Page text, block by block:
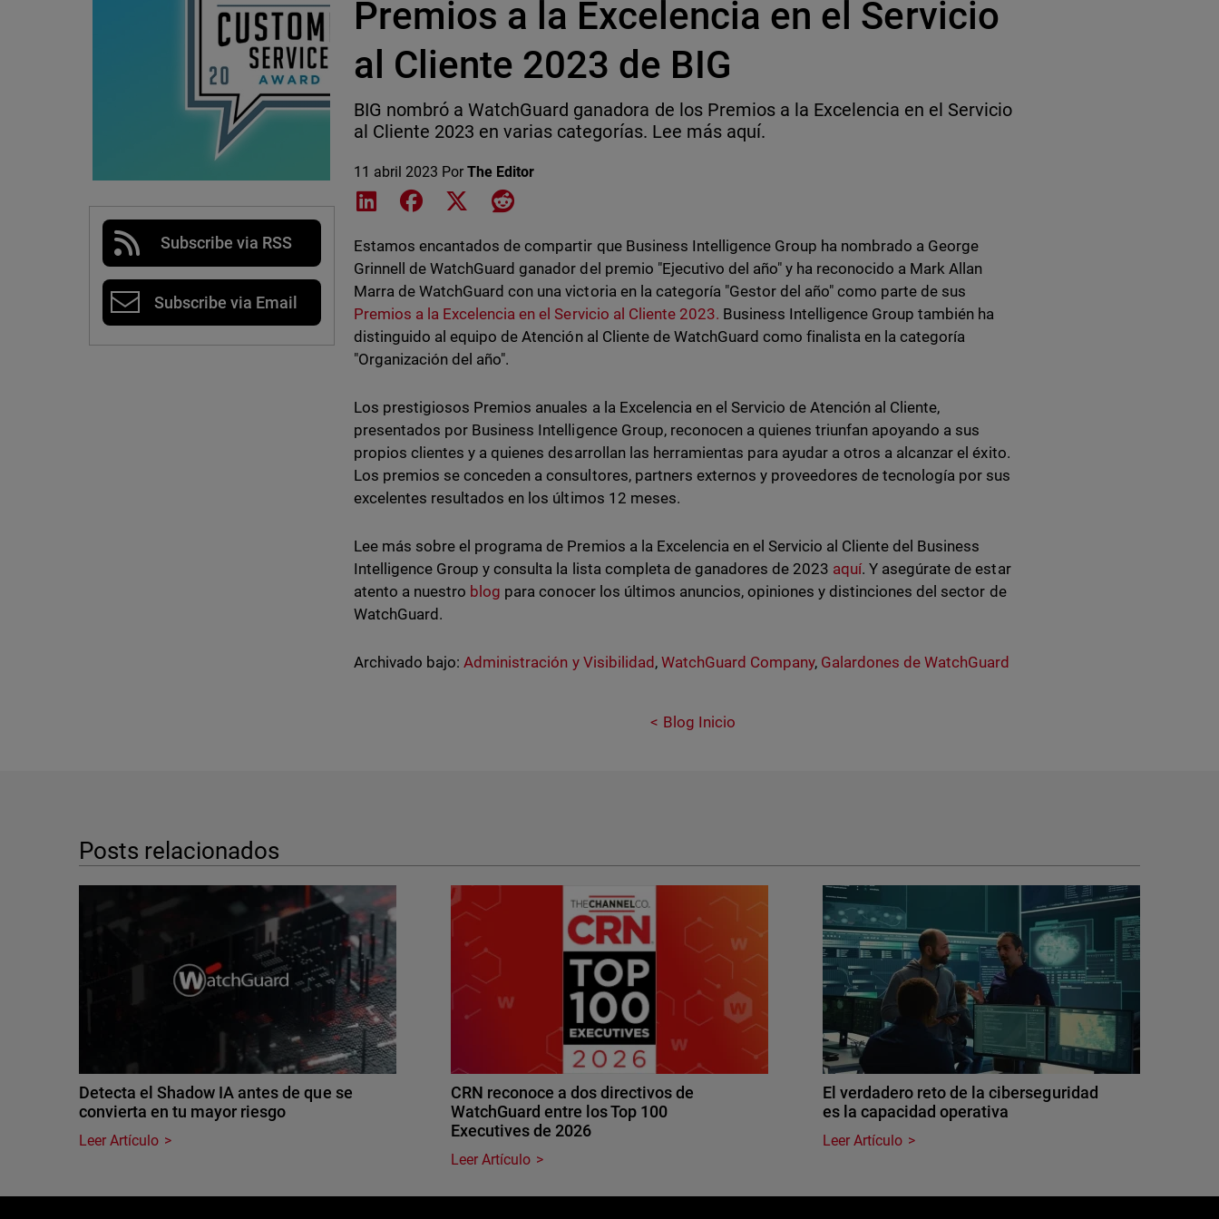
Subscribe via RSS
Subscribe via Email
Premios a la Excelencia en el Servicio
al Cliente 2023 de BIG
BIG nombró a WatchGuard ganadora de los Premios a la Excelencia en el Servicio
al Cliente 2023 en varias categorías. Lee más aquí.
11 abril 2023 PorThe Editor
Share on LinkedIn
Share on Facebook
Share on XShare on Reddit
Estamos encantados de compartir que Business Intelligence Group ha nombrado a George
Grinnell de WatchGuard ganador del premio "Ejecutivo del año" y ha reconocido a Mark Allan
Marra de WatchGuard con una victoria en la categoría "Gestor del año" como parte de sus
Premios a la Excelencia en el Servicio al Cliente 2023. Business Intelligence Group también ha
distinguido al equipo de Atención al Cliente de WatchGuard como finalista en la categoría
"Organización del año".
Los prestigiosos Premios anuales a la Excelencia en el Servicio de Atención al Cliente,
presentados por Business Intelligence Group, reconocen a quienes triunfan apoyando a sus
propios clientes y a quienes desarrollan las herramientas para ayudar a otros a alcanzar el éxito.
Los premios se conceden a consultores, partners externos y proveedores de tecnología por sus
excelentes resultados en los últimos 12 meses.
Lee más sobre el programa de Premios a la Excelencia en el Servicio al Cliente del Business
Intelligence Group y consulta la lista completa de ganadores de 2023 aquí. Y asegúrate de estar
atento a nuestro blog para conocer los últimos anuncios, opiniones y distinciones del sector de
WatchGuard.
Archivado bajo: Administración y Visibilidad , WatchGuard Company, Galardones de WatchGuard
Blog Inicio
Posts relacionados
Detecta el Shadow IA antes de que se
convierta en tu mayor riesgo
Leer Artículo
CRN reconoce a dos directivos de
WatchGuard entre los Top 100
Executives de 2026
Leer Artículo
El verdadero reto de la ciberseguridad
es la capacidad operativa
Leer Artículo